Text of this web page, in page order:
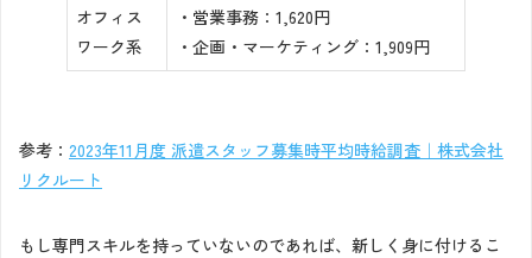
オフィス
ワーク系
・営業事務：1,620円
・企画・マーケティング：1,909円
参考： 2023年11月度 派遣スタッフ募集時平均時給調査｜株式会社
リクルート
もし専門スキルを持っていないのであれば、新しく身に付けるこ